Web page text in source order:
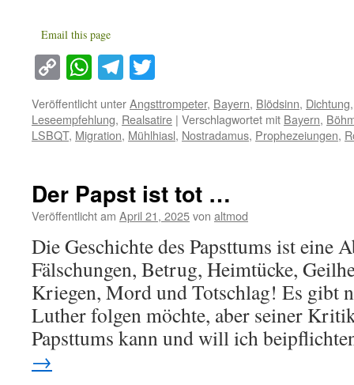
Email this page
Copy
Link
WhatsApp
Telegram
Veröffentlicht unterAngsttrompeter, Bayern, Blödsinn, Dichtung
Leseempfehlung, Realsatire | Verschlagwortet mit Bayern,
LSBQT, Migration, Mühlhiasl, Nostradamus, Prophezeiungen,
Der Papst ist tot …
Veröffentlicht am April 21, 2025von altmod
Die Geschichte des Papsttums ist eine
Fälschungen, Betrug, Heimtücke,
Kriegen, Mord und Totschlag! Es gibt
Luther folgen möchte, aber seiner
Papsttums kann und will ich
→